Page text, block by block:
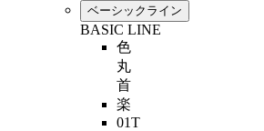
ベーシックライン
BASIC LINE
色
丸
首
楽
01T